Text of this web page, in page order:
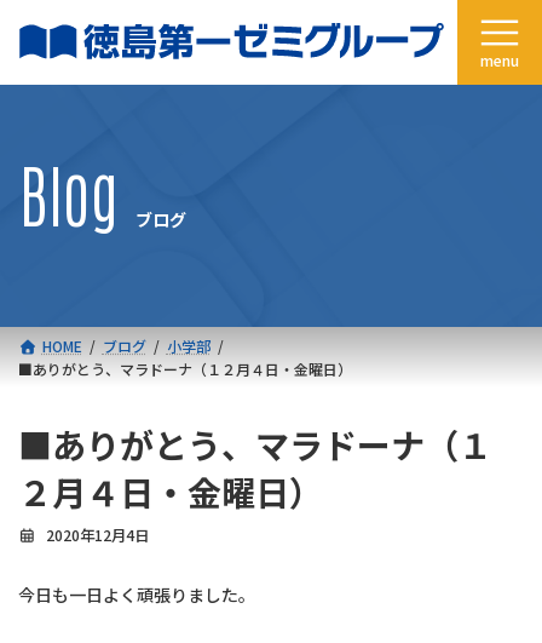
ン
ー
Blog ブログ
HOME ブログ
小学部
■ありがとう、マラドーナ（１２月４日・金曜日）
■ありがとう、マラドーナ（１
２月４日・金曜日）
2020年12月4日
今日も一日よく頑張りました。